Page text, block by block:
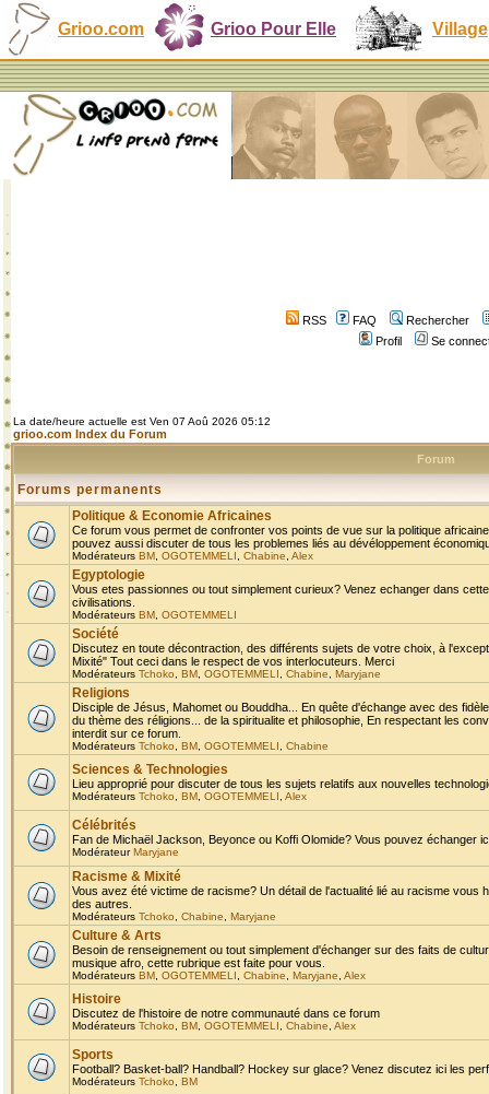
Grioo.com Grioo Pour Elle Village
RSS FAQ
Rechercher
Profil
Se
La date/heure actuelle est Ven 07 Aoû 2026 05:12
grioo.com Index du Forum
Forum
Forums permanents
Politique & Economie Africaines
Ce forum vous permet de confronter vos points de vue sur la politique
pouvez aussi discuter de tous les problemes liés au dévéloppement
Modérateurs BM OGOTEMMELI Chabine Alex
Egyptologie
Vous etes passionnes ou tout simplement curieux? Venez echanger dans
civilisations.
Modérateurs BM OGOTEMMELI
Société
Discutez en toute décontraction, des différents sujets de votre choix, à
Mixité" Tout ceci dans le respect de vos interlocuteurs. Merci
Modérateurs Tchoko BM OGOTEMMELI Chabine Maryjane
Religions
Disciple de Jésus, Mahomet ou Bouddha... En quête d'échange avec des
du thème des réligions... de la spiritualite et philosophie, En respectant les
interdit sur ce forum.
Modérateurs Tchoko BM OGOTEMMELI Chabine
Sciences & Technologies
Lieu approprié pour discuter de tous les sujets relatifs aux nouvelles
Modérateurs Tchoko BM OGOTEMMELI Alex
Célébrités
Fan de Michaël Jackson, Beyonce ou Koffi Olomide? Vous pouvez échanger
ModérateurMaryjane
Racisme & Mixité
Vous avez été victime de racisme? Un détail de l'actualité lié au racisme
des autres.
Modérateurs Tchoko Chabine Maryjane
Culture & Arts
Besoin de renseignement ou tout simplement d'échanger sur des faits de
musique afro, cette rubrique est faite pour vous.
Modérateurs BM OGOTEMMELI Chabine Maryjane Alex
Histoire
Discutez de l'histoire de notre communauté dans ce forum
Modérateurs Tchoko BM OGOTEMMELI Chabine Alex
Sports
Football? Basket-ball? Handball? Hockey sur glace? Venez discutez ici les
Modérateurs Tchoko BM